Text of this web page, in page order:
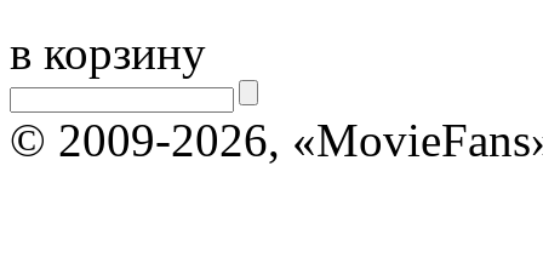
в корзину
© 2009-2026,